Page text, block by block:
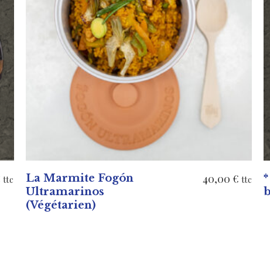
Plage
ttc
AJOUTER AU PANIER
La Marmite Fogón
Ultramarinos
(Végétarien)
40,00 € ttc